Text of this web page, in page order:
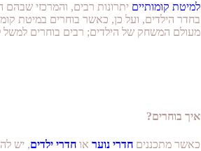
למיטת קומותיים יתרונות רבים, והמרכזי
בחדר הילדים, ועל כן, כאשר בוחרים במיטת
מעולם המשחק של הילדים; רבים בוחרים למשל
איך בוחרים?
כאשר מתכננים חדרי נוער או חדרי ילדים, יש